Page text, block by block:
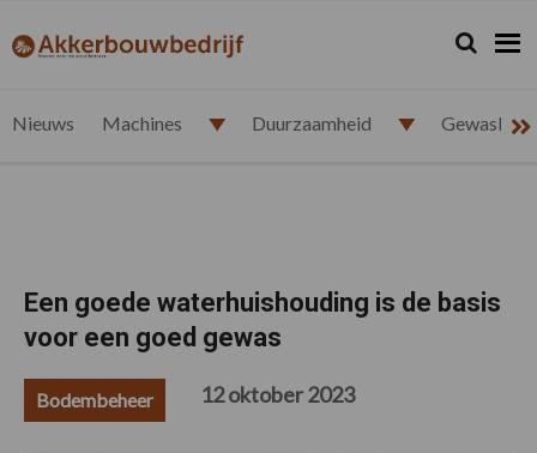
de
de
de
de
akkerbouwbedrijf.nl Zoeken...
Zoek
Nieuws Machines Duurzaamheid
Een goede waterhuishouding is de basis
voor een goed gewas
Bodembeheer 12 oktober 2023